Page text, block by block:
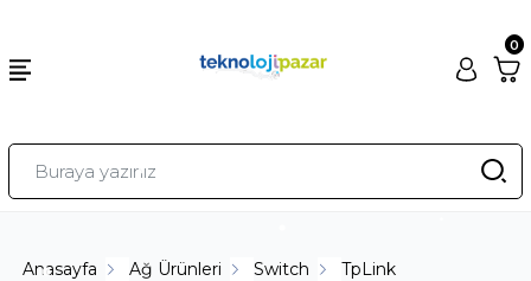
0
Anasayfa Ağ Ürünleri Switch TpLink